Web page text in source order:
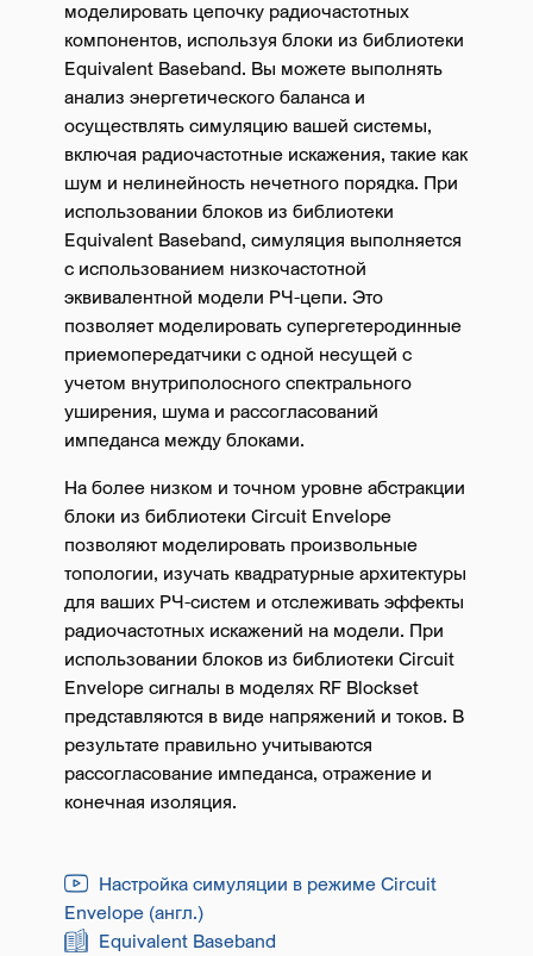
моделировать цепочку радиочастотных
компонентов, используя блоки из библиотеки
Equivalent Baseband. Вы можете выполнять
анализ энергетического баланса и
осуществлять симуляцию вашей системы,
включая радиочастотные искажения, такие как
шум и нелинейность нечетного порядка. При
использовании блоков из библиотеки
Equivalent Baseband, симуляция выполняется
с использованием низкочастотной
эквивалентной модели РЧ-цепи. Это
позволяет моделировать супергетеродинные
приемопередатчики с одной несущей с
учетом внутриполосного спектрального
уширения, шума и рассогласований
импеданса между блоками.
На более низком и точном уровне абстракции
блоки из библиотеки Circuit Envelope
позволяют моделировать произвольные
топологии, изучать квадратурные архитектуры
для ваших РЧ-систем и отслеживать эффекты
радиочастотных искажений на модели. При
использовании блоков из библиотеки Circuit
Envelope сигналы в моделях RF Blockset
представляются в виде напряжений и токов. В
результате правильно учитываются
рассогласование импеданса, отражение и
конечная изоляция.
Настройка симуляции в режиме Circuit
Envelope (англ.)
Equivalent Baseband